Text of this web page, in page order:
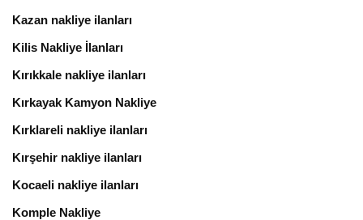
Kazan nakliye ilanları
Kilis Nakliye İlanları
Kırıkkale nakliye ilanları
Kırkayak Kamyon Nakliye
Kırklareli nakliye ilanları
Kırşehir nakliye ilanları
Kocaeli nakliye ilanları
Komple Nakliye